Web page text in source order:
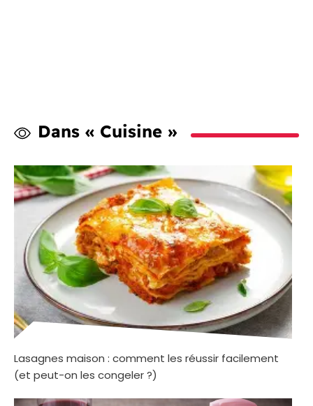
Dans « Cuisine »
Lasagnes maison : comment les réussir facilement
(et peut-on les congeler ?)